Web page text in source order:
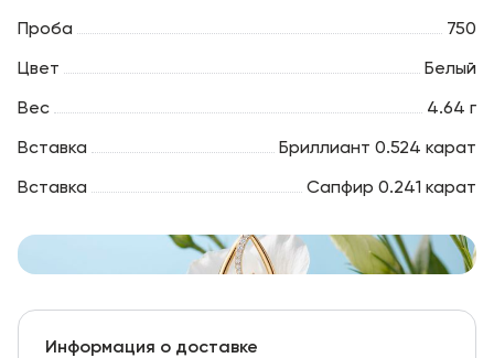
Проба 750
Цвет Белый
Вес 4.64 г
Вставка Бриллиант 0.524 карат
Вставка Сапфир 0.241 карат
Информация о доставке